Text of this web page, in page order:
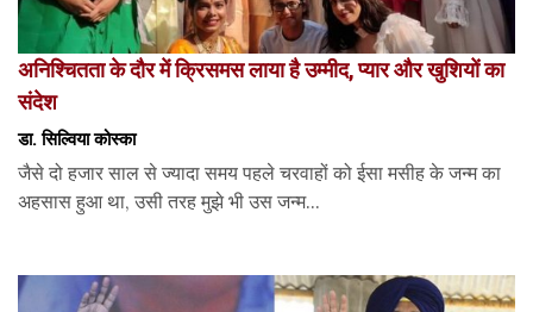
अनिश्चितता के दौर में क्रिसमस लाया है उम्मीद, प्यार और खुशियों का
संदेश
डा. सिल्विया कोस्का
जैसे दो हजार साल से ज्यादा समय पहले चरवाहों को ईसा मसीह के जन्म का
अहसास हुआ था, उसी तरह मुझे भी उस जन्म...